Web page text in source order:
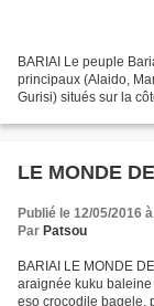
BARIAI Le peuple
principaux (Alaido,
Gurisi) situés sur la
LE MONDE
Publié le 12/05/2016
Par Patsou
BARIAI LE MONDE
araignée kuku
eso crocodile bagele,